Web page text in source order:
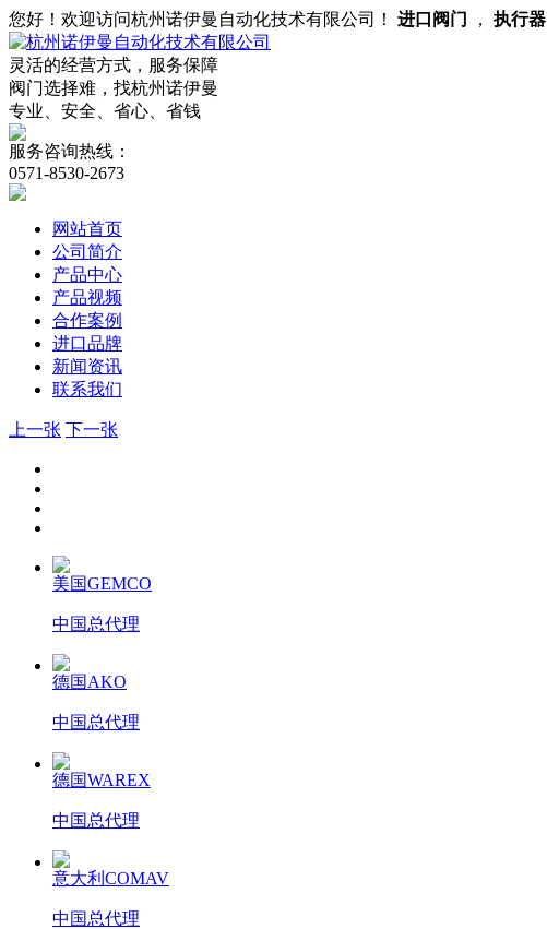
您好！欢迎访问杭州诺伊曼自动化技术有限公司！ 进口阀门 ， 执行器
灵活的经营方式，服务保障
阀门选择难，找杭州诺伊曼
专业、安全、省心、省钱
服务咨询热线：
0571-8530-2673
网站首页
公司简介
产品中心
产品视频
合作案例
进口品牌
新闻资讯
联系我们
上一张 下一张
美国GEMCO
中国总代理
德国AKO
中国总代理
德国WAREX
中国总代理
意大利COMAV
中国总代理